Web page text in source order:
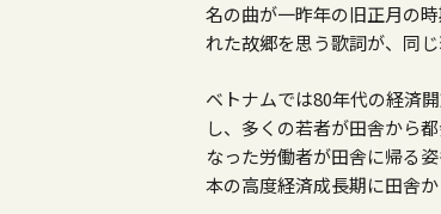
名の曲が一昨年の旧正月の
れた故郷を思う歌詞が、同
ベトナムでは80年代の経済
し、多くの若者が田舎から
なった労働者が田舎に帰る
本の高度経済成長期に田舎